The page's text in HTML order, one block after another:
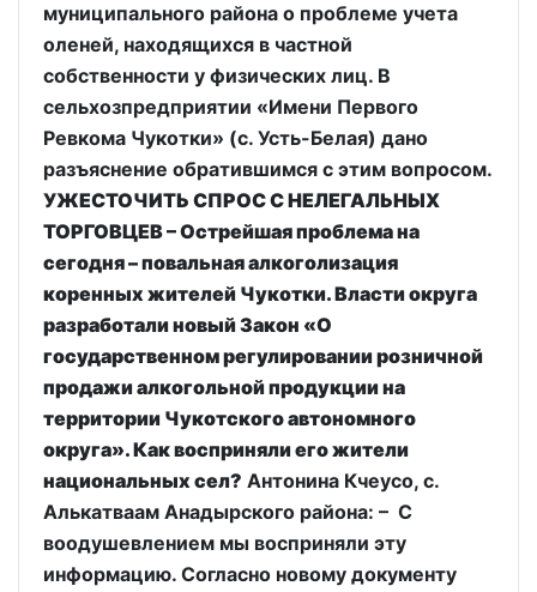
муниципального района о проблеме учета
оленей, находящихся в частной
собственности у физических лиц. В
сельхозпредприятии «Имени Первого
Ревкома Чукотки» (с. Усть-Белая) дано
разъяснение обратившимся с этим вопросом.
УЖЕСТОЧИТЬ СПРОС С НЕЛЕГАЛЬНЫХ
ТОРГОВЦЕВ – Острейшая проблема на
сегодня – повальная алкоголизация
коренных жителей Чукотки. Власти округа
разработали новый Закон «О
государственном регулировании розничной
продажи алкогольной продукции на
территории Чукотского автономного
округа». Как восприняли его жители
национальных сел? Антонина Кчеусо, с.
Алькатваам Анадырского района: – С
воодушевлением мы восприняли эту
информацию. Согласно новому документу